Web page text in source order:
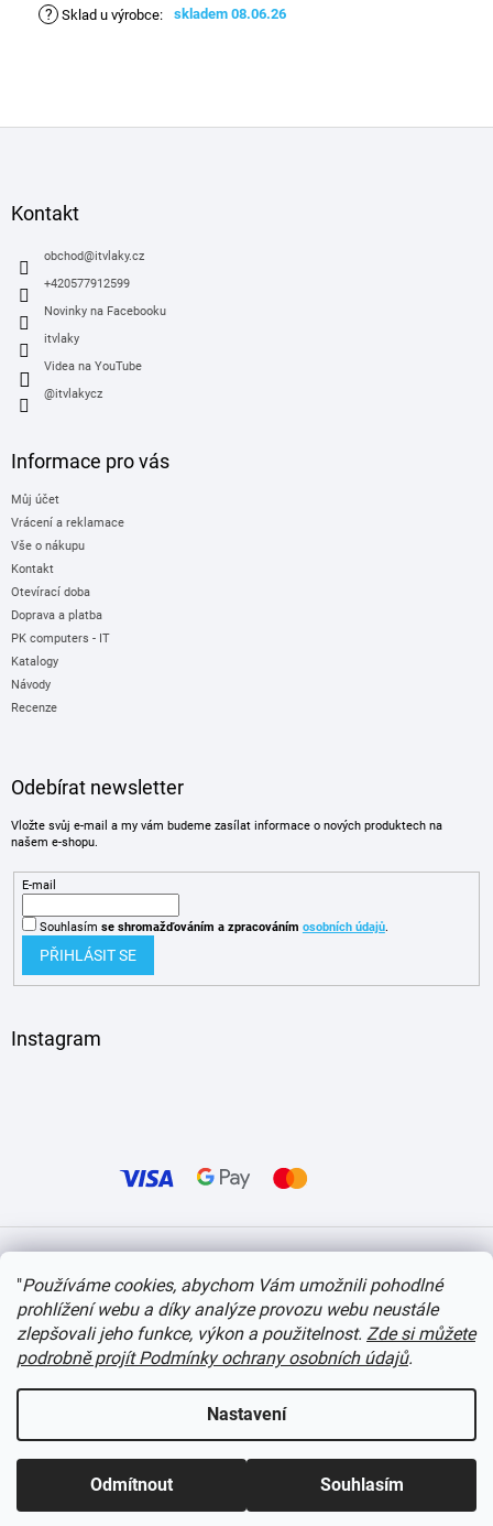
"Používáme cookies, abychom Vám umožnili pohodlné
prohlížení webu a díky analýze provozu webu neustále
zlepšovali jeho funkce, výkon a použitelnost. Zde si můžete
podrobně projít Podmínky ochrany osobních údajů.
Nastavení
Odmítnout Souhlasím
? Sklad u výrobce: skladem 08.06.26
Kontakt
obchod@itvlaky.cz
+420577912599
Novinky na Facebooku
itvlaky
Videa na YouTube
@itvlakycz
Informace pro vás
Můj účet
Vrácení a reklamace
Vše o nákupu
Kontakt
Otevírací doba
Doprava a platba
PK computers - IT
Katalogy
Návody
Recenze
Odebírat newsletter
Vložte svůj e-mail a my vám budeme zasílat informace o nových produktech na
našem e-shopu.
E-mail
Souhlasím se shromažďováním a zpracováním osobních údajů.
PŘIHLÁSIT SE
Instagram
Copyright 2026 itvlaky.cz . Všechna práva vyhrazena. Upravit nastavení cookies